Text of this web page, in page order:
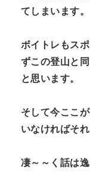
てしまいます。
ボイトレもス
ずこの登山と
と思います。
そして今ここ
いなければそ
凄～～く話は